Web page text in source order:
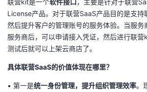
联营kit是一个软件接口 ，主要是针对于联营
License产品。对于联营SaaS产品目的是支持
然后提升客户的管理账号的服务体验。当服务
服务商后，可以申请接入凭证，然后进行联
测试后就可以上架云商店了。
具体联营SaaS的价值体现在哪里？
• 第一是统一身份管理，提升组织管理效率。